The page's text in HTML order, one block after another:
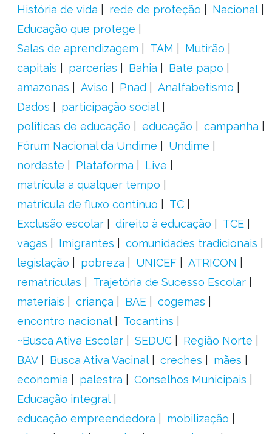
História de vida
rede de proteção
Nacional
Educação que protege
Salas de aprendizagem
TAM
Mutirão
capitais
parcerias Bahia
Bate papo
amazonas
Aviso Pnad
Analfabetismo
Dados
participação social
políticas de educação
educação
campanha
Fórum Nacional da Undime
Undime
nordeste
Plataforma
Live
matrícula a qualquer tempo
matrícula de fluxo contínuo
TC
Exclusão escolar
direito à educação
TCE
vagas
Imigrantes
comunidades tradicionais
legislação
pobreza UNICEF
ATRICON
rematrículas
Trajetória de Sucesso Escolar
materiais
criança BAE
cogemas
encontro nacional
Tocantins
~Busca Ativa Escolar
SEDUC
Região Norte
BAV
Busca Ativa Vacinal creches
mães
economia
palestra
Conselhos Municipais
Educação integral
educação empreendedora
mobilização